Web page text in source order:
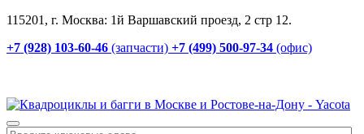
115201, г. Москва: 1й Варшавский проезд, 2 стр 12.
+7 (928) 103-60-46 (запчасти) +7 (499) 500-97-34 (офис)